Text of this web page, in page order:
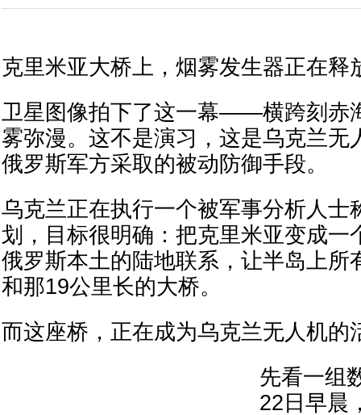
克里米亚大桥上，烟雾发生器正在释
卫星图像拍下了这一幕——横跨刻赤
雾弥漫。这不是演习，这是乌克兰无
俄罗斯军方采取的被动防御手段。
乌克兰正在执行一个被军事分析人士
划，目标很明确：把克里米亚变成一
俄罗斯本土的陆地联系，让半岛上所
和那19公里长的大桥。
而这座桥，正在成为乌克兰无人机的
先看一组
22日早晨